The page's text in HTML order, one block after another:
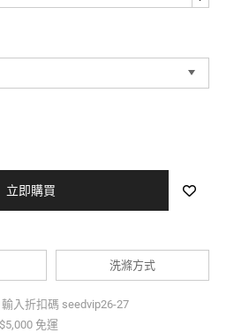
下身單品
立即購買
洗滌方式
入折扣碼 seedvip26-27
免運